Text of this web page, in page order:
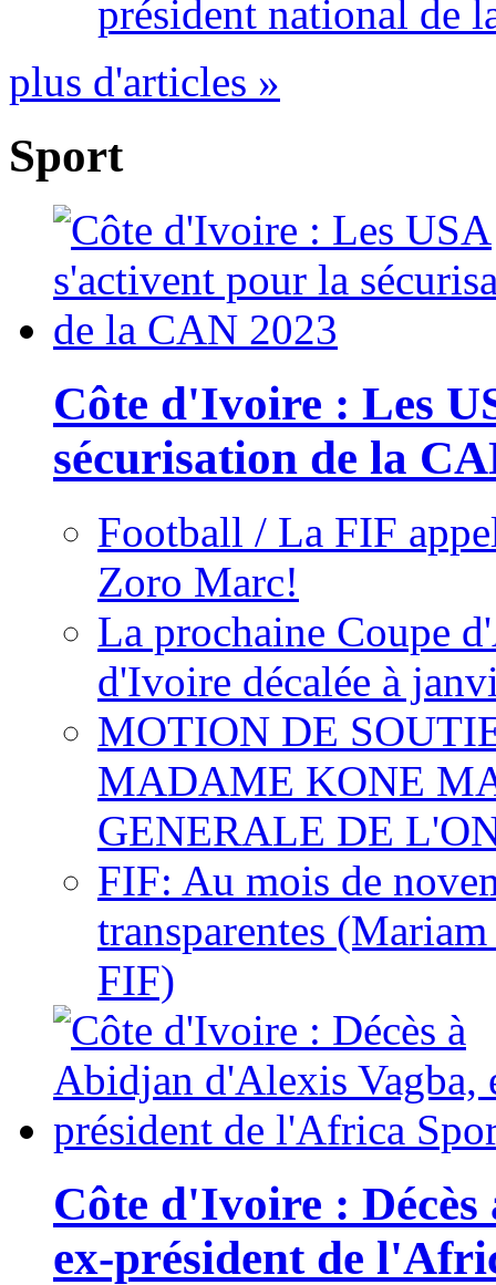
président national de
plus d'articles »
Sport
Côte d'Ivoire : Les
sécurisation de la
Football / La FIF
Zoro Marc!
La prochaine Coupe
d'Ivoire décalée à
MOTION DE
MADAME KONE
GENERALE DE
FIF: Au mois de
transparentes
FIF)
Côte d'Ivoire :
ex-président de